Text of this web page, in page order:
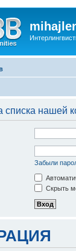
списка нашей
Забыли
Скрыть